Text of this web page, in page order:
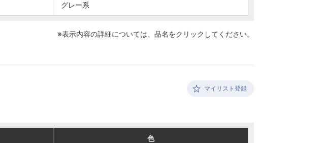
グレー系
グレー系
※表示内容の詳細については、 品名をクリックしてください。
マイリスト登録
色
色